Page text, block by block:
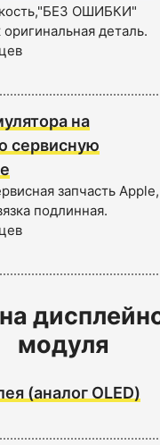
ОШИБКИ"
деталь.
на
сервисную
запчасть Apple,
подлинная.
модуля
(аналог OLED)